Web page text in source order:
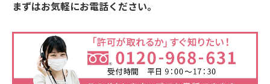
まずはお気軽にお電話ください。